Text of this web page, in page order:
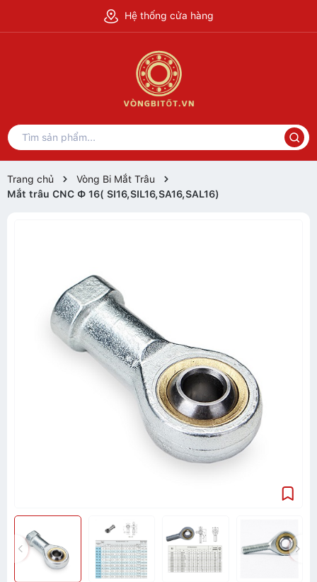
Hệ thống cửa hàng
Trang chủ
Vòng Bi Mắt Trâu
Mắt trâu CNC Ф 16( SI16,SIL16,SA16,SAL16)